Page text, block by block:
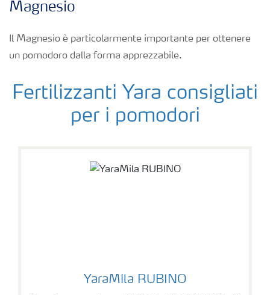
Strumenti e servizi
Sicurezza dei fertilizzanti
Magnesio
Il Magnesio è particolarmente importante per ottenere
un pomodoro dalla forma apprezzabile.
Fertilizzanti Yara consigliati
per i pomodori
YaraMila RUBINO